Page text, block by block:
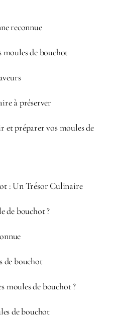
reconnue
moules de bouchot
à préserver
et préparer vos moules de
: Un Trésor Culinaire
de bouchot ?
de bouchot
moules de bouchot ?
de bouchot